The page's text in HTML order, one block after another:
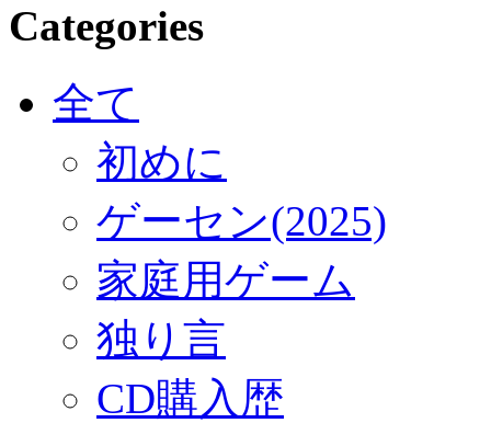
Categories
全て
初めに
ゲーセン(2025)
家庭用ゲーム
独り言
CD購入歴